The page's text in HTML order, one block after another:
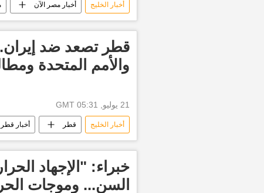
أخبار الخليج أخبار مصر الآن
الرئيس عبدالفتاح السيسي
قطر تصعد ضد
والأمم المتحدة
21 يوليو, 05:31 GMT
أخبار الخليج قطر أخبار قطر
الولايات المتحدة الأمريكية
خبراء: "الإجهاد
السن... وموجات